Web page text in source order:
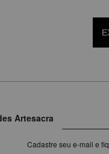
Artesacra
Cadastre seu e-mail e